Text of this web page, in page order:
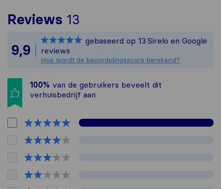
Reviews 13
Alle reviews van Sirelo
9,9
gebaseerd op 13 Sirelo en Google
reviews
Hoe wordt de beoordelingsscore berekend?
100% van de gebruikers beveelt dit
verhuisbedrijf aan